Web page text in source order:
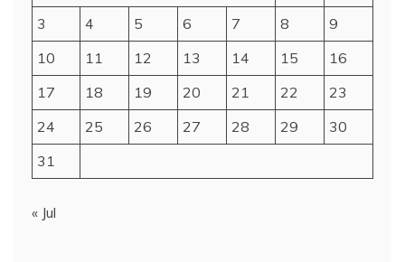
3
4 5 6 7 8
9
10
11 12 13 14 15
16
17
18 19 20 21 22
23
24
25 26 27 28 29
30
31
« Jul